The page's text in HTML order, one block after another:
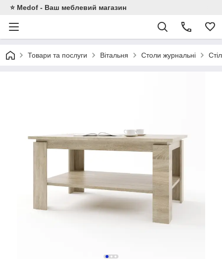
⭐ Medof - Ваш меблевий магазин
Товари та послуги Вітальня Столи журнальні